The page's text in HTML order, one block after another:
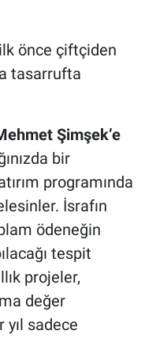
önce çiftçiden
tasarrufta
Şimşek’e
bir
programında
İsrafın
ödeneğin
tespit
projeler,
değer
sadece